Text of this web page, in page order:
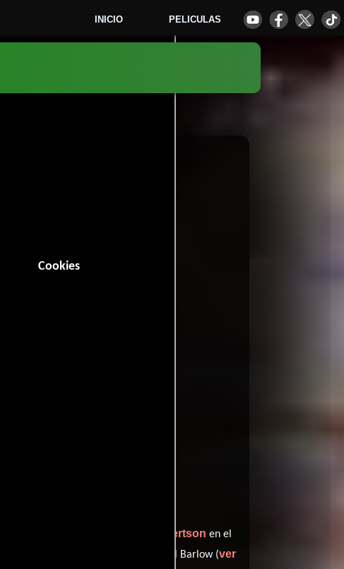
INICIO PELICULAS
Cookies
32 min (92 minutos).
Cliff Robertson en el
desempeñando el papel de Paul Barlow (ver